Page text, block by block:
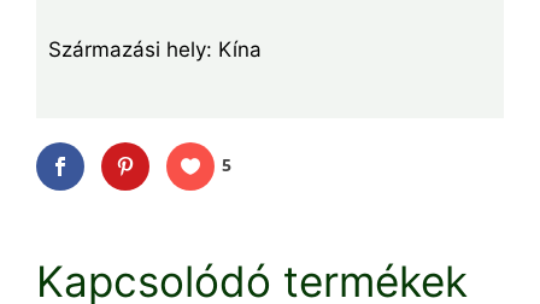
Származási hely: Kína
5
Kapcsolódó termékek